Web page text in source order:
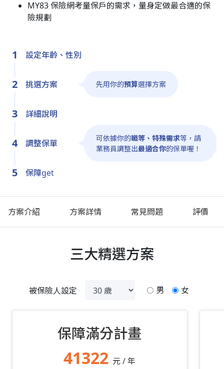
MY83 保險網考量保戶的需求，量身定做最合適的保
險規劃
1 設定年齡、性別
2 挑選方案 先用你的預算選擇方案
3 詳細說明
4 調整保單 可依據你的職等、特殊需求等 ， 請
業務員調整出最適合你的保單喔！
5 保障get
方案介紹 方案詳情 常見問題 評價
三大精選方案
被保險人設定 男 女
保障滿分計畫
41322 元 / 年